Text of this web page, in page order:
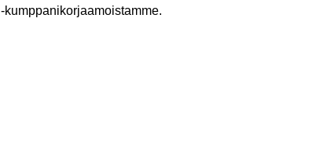
-kumppanikorjaamoistamme.